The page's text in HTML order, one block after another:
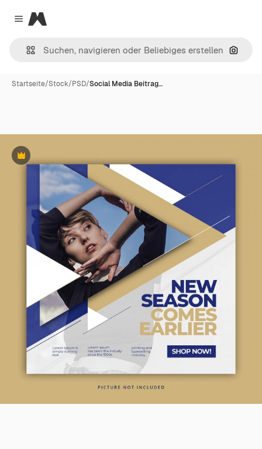
Close menu
Magnific
Nach
Startseite/Stock/PSD/Social Media Beitrag…
Premium